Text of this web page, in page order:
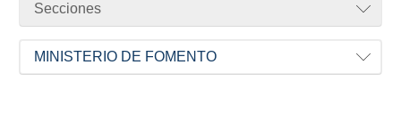
Secciones
MINISTERIO DE FOMENTO